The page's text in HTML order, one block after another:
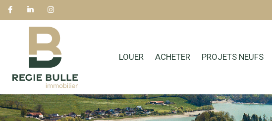
LOUER ACHETER PROJETS NEUFS